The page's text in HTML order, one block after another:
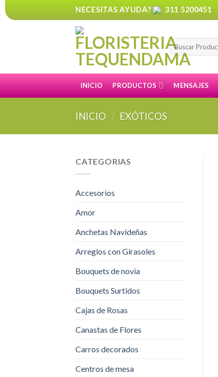
to
NECESITAS AYUDA? 311 5200451
Buscar
por:
INICIO PRODUCTOS MENSAJES
INICIO / EXÓTICOS
CATEGORIAS
Accesorios
Amor
Anchetas Navideñas
Arreglos con Girasoles
Bouquets de novia
Bouquets Surtidos
Cajas de Rosas
Canastas de Flores
Carros decorados
Centros de mesa